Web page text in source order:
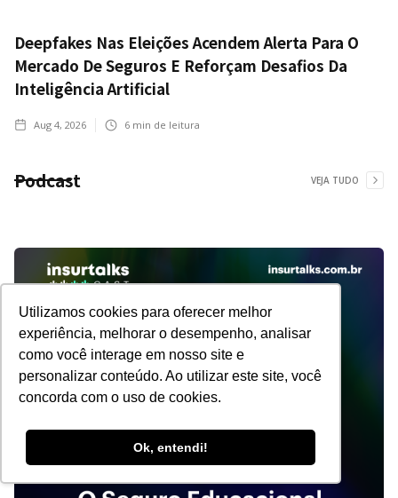
Utilizamos cookies para oferecer melhor
experiência, melhorar o desempenho, analisar
como você interage em nosso site e
personalizar conteúdo. Ao utilizar este site, você
concorda com o uso de cookies.
Ok, entendi!
Deepfakes Nas Eleições Acendem Alerta Para O
Mercado De Seguros E Reforçam Desafios Da
Inteligência Artificial
Aug 4, 2026 6 min de leitura
Podcast VEJA TUDO